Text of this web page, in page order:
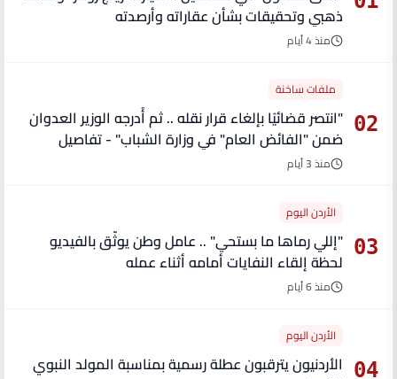
ذهبي وتحقيقات بشأن عقاراته وأرصدته
منذ 4 أيام
02
ملفات ساخنة
"انتصر قضائيًا بإلغاء قرار نقله .. ثم أُدرجه الوزير العدوان
ضمن "الفائض العام" في وزارة الشباب" - تفاصيل
منذ 3 أيام
03
الأردن اليوم
"إللي رماها ما بستحي" .. عامل وطن يوثّق بالفيديو
لحظة إلقاء النفايات أمامه أثناء عمله
منذ 6 أيام
04
الأردن اليوم
الأردنيون يترقبون عطلة رسمية بمناسبة المولد النبوي